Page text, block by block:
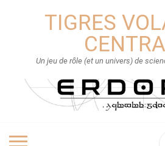
TIGRES
Un jeu de rôle (et un univers) de